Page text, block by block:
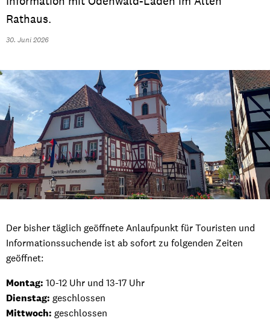
Rathaus.
30. Juni 2026
Der bisher täglich geöffnete Anlaufpunkt für Touristen und
Informationssuchende ist ab sofort zu folgenden Zeiten
geöffnet:
Montag: 10-12 Uhr und 13-17 Uhr
Dienstag: geschlossen
Mittwoch: geschlossen